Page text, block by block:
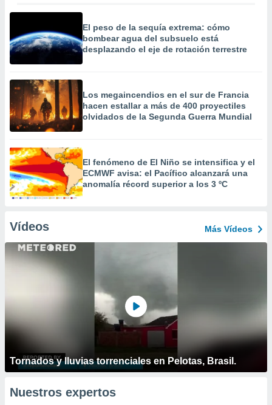
El peso de la sequía extrema: cómo
bombear agua del subsuelo está
desplazando el eje de rotación terrestre
Los megaincendios en el sur de Francia
hacen estallar a más de 400 proyectiles
olvidados de la Segunda Guerra Mundial
El fenómeno de El Niño se intensifica y el
ECMWF avisa: el Pacífico alcanzará una
anomalía récord superior a los 3 ºC
Vídeos Más Vídeos
Tornados y lluvias torrenciales en Pelotas, Brasil.
Nuestros expertos